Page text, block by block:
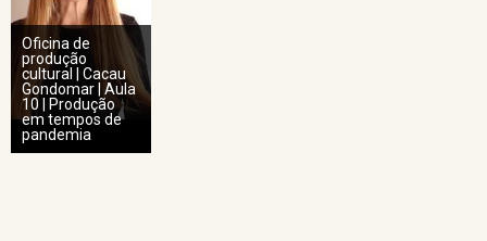
Oficina de
produção
cultural | Cacau
Gondomar | Aula
10 | Produção
em tempos de
pandemia